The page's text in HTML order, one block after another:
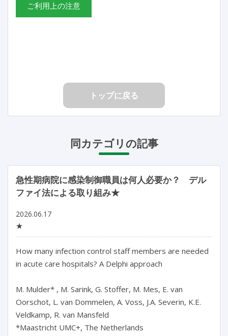
ご利用上の注意
トップに戻る
同カテゴリの記事
急性期病院に感染制御職員は何人必要か？ デル
ファイ法による取り組み★
2026.06.17
★
How many infection control staff members are needed
in acute care hospitals? A Delphi approach
M. Mulder* , M. Sarink, G. Stoffer, M. Mes, E. van
Oorschot, L. van Dommelen, A. Voss, J.A. Severin, K.E.
Veldkamp, R. van Mansfeld
*Maastricht UMC+, The Netherlands